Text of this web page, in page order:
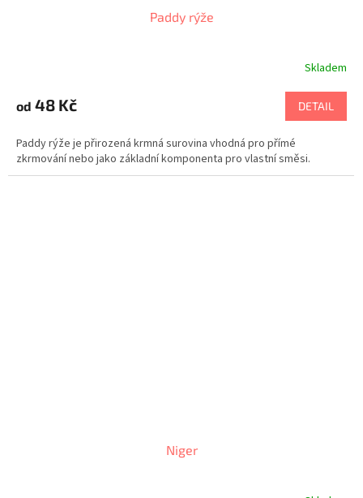
Paddy rýže
Skladem
od 48 Kč DETAIL
Paddy rýže je přirozená krmná surovina vhodná pro přímé
zkrmování nebo jako základní komponenta pro vlastní směsi.
Niger